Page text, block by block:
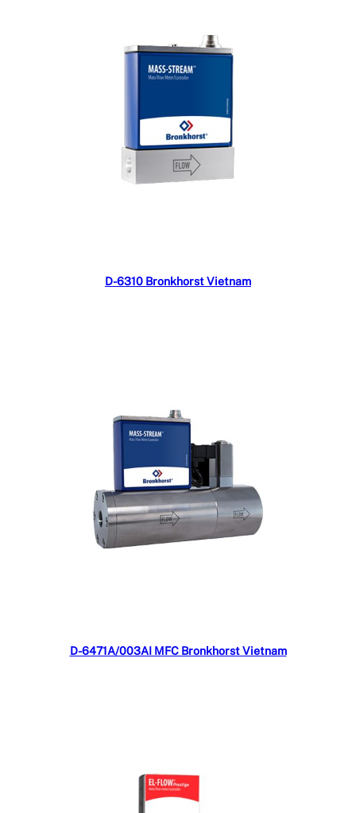
Đọc tiếp
D-6310 Bronkhorst Vietnam
Đọc tiếp
D-6471A/003AI MFC Bronkhorst Vietnam